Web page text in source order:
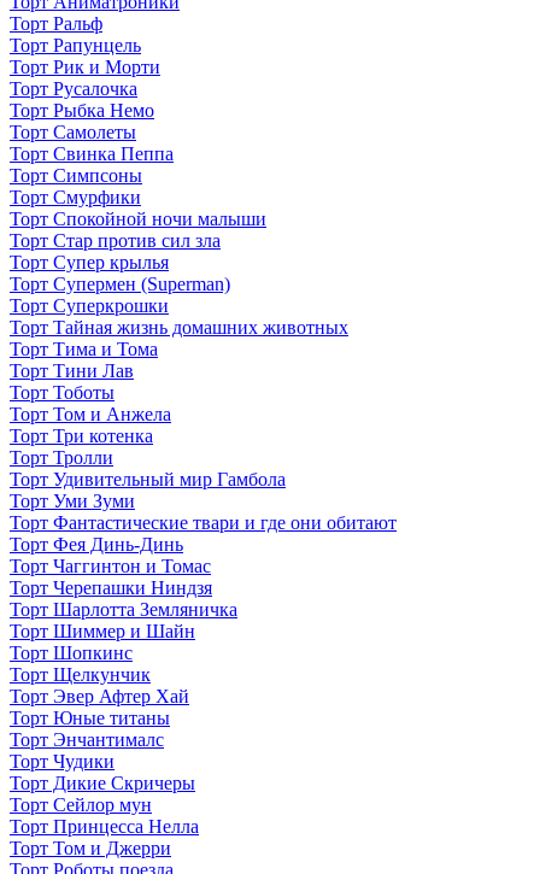
Торт Ральф
Торт Рапунцель
Торт Рик и Морти
Торт Русалочка
Торт Рыбка Немо
Торт Самолеты
Торт Свинка Пеппа
Торт Симпсоны
Торт Смурфики
Торт Спокойной ночи малыши
Торт Стар против сил зла
Торт Супер крылья
Торт Супермен (Superman)
Торт Суперкрошки
Торт Тайная жизнь домашних животных
Торт Тима и Тома
Торт Тини Лав
Торт Тоботы
Торт Том и Анжела
Торт Три котенка
Торт Тролли
Торт Удивительный мир Гамбола
Торт Уми Зуми
Торт Фантастические твари и где они обитают
Торт Фея Динь-Динь
Торт Чаггинтон и Томас
Торт Черепашки Ниндзя
Торт Шарлотта Земляничка
Торт Шиммер и Шайн
Торт Шопкинс
Торт Щелкунчик
Торт Эвер Афтер Хай
Торт Юные титаны
Торт Энчантималс
Торт Чудики
Торт Дикие Скричеры
Торт Сейлор мун
Торт Принцесса Нелла
Торт Том и Джерри
Торт Роботы поезда